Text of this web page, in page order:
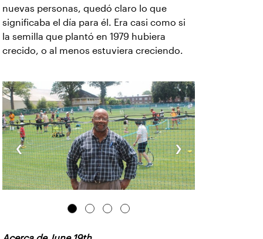
nuevas personas, quedó claro lo que
significaba el día para él. Era casi como si
la semilla que plantó en 1979 hubiera
crecido, o al menos estuviera creciendo.
‹ ›